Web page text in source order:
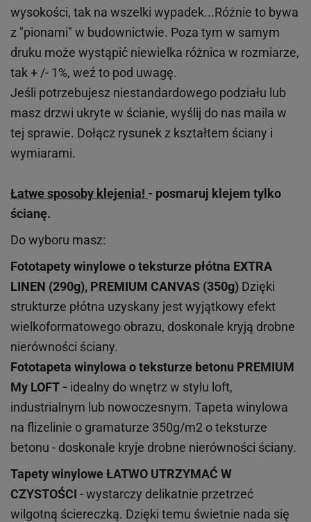
wysokości, tak na wszelki wypadek...Różnie to bywa
z "pionami" w budownictwie. Poza tym w samym
druku może wystąpić niewielka różnica w rozmiarze,
tak + /- 1%, weź to pod uwagę.
Jeśli potrzebujesz niestandardowego podziału lub
masz drzwi ukryte w ścianie, wyślij do nas maila w
tej sprawie. Dołącz rysunek z kształtem ściany i
wymiarami.
Łatwe sposoby klejenia! - posmaruj klejem tylko
ścianę.
Do wyboru masz:
Fototapety winylowe oteksturze płótna EXTRA
LINEN (290g), PREMIUM CANVAS (350g) Dzięki
strukturze płótna uzyskany jest wyjątkowy efekt
wielkoformatowego obrazu, doskonale kryją drobne
nierówności ściany.
Fototapeta winylowa oteksturze betonu PREMIUM
My LOFT - idealny do wnętrz w stylu loft,
industrialnym lub nowoczesnym. Tapeta winylowa
na flizelinie o gramaturze 350g/m2 o teksturze
betonu - doskonale kryje drobne nierówności ściany.
Tapety winyloweŁATWO UTRZYMAĆ W
CZYSTOŚCI - wystarczy delikatnie przetrzeć
wilgotną ściereczką. Dzięki temu świetnie nada się